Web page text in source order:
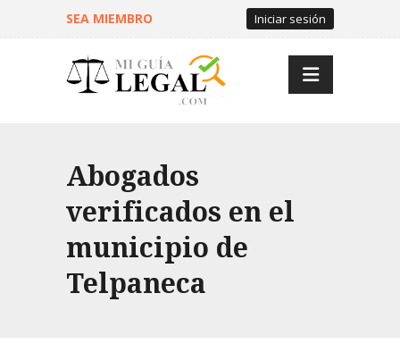
SEA MIEMBRO Iniciar sesión
Abogados
verificados en el
municipio de
Telpaneca